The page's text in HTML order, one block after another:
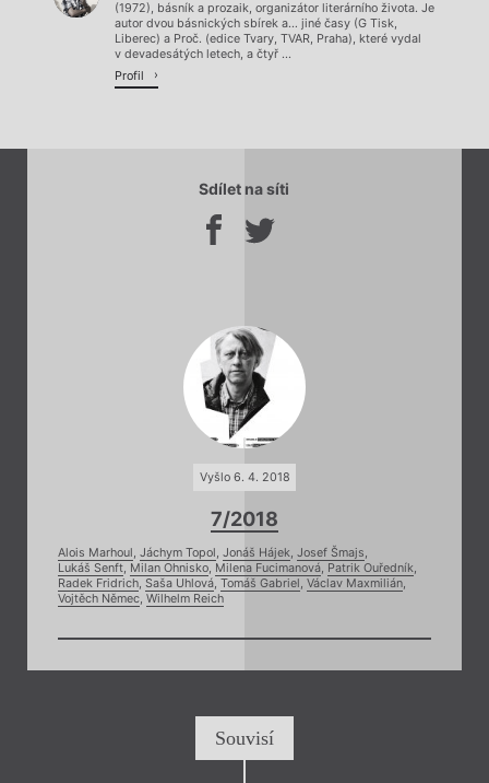
(1972), básník a prozaik, organizátor literárního života. Je
autor dvou básnických sbírek a… jiné časy (G Tisk,
Liberec) a Proč. (edice Tvary, TVAR, Praha), které vydal
v devadesátých letech, a čtyř ...
Profil
Sdílet na síti
Vyšlo 6. 4. 2018
7/2018
Alois Marhoul , Jáchym Topol , Jonáš Hájek, Josef Šmajs,
Lukáš Senft, Milan Ohnisko, Milena Fucimanová, Patrik Ouředník,
Radek Fridrich, Saša Uhlová, Tomáš Gabriel , Václav Maxmilián,
Vojtěch Němec, Wilhelm Reich
Souvisí